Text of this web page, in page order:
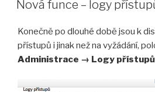
Nová funce – logy
Konečně po dlouhé době jsou k
přístupů i jinak než na vyžádání,
Administrace → Logy přístupů